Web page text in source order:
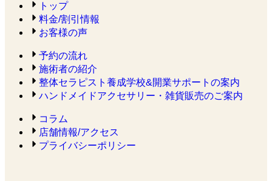
トップ
料金/割引情報
お客様の声
予約の流れ
施術者の紹介
整体セラピスト養成学校&開業サポートの案内
ハンドメイドアクセサリー・雑貨販売のご案内
コラム
店舗情報/アクセス
プライバシーポリシー